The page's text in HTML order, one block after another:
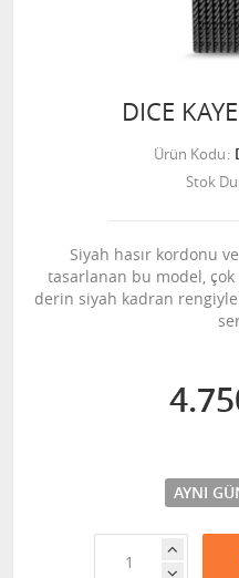
DICE
Ürün Kodu
Stok
Siyah hasır kordonu
tasarlanan bu model, çok
derin siyah kadran
AYNI